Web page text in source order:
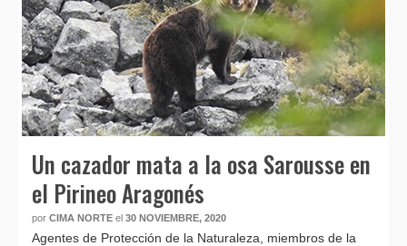
Un cazador mata a la osa Sarousse en
el Pirineo Aragonés
por CIMA NORTE el 30 NOVIEMBRE, 2020
Agentes de Protección de la Naturaleza, miembros de la